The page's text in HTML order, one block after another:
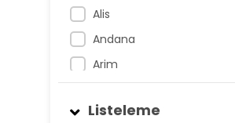
Alis
Andana
Arim
Atnis
Listeleme